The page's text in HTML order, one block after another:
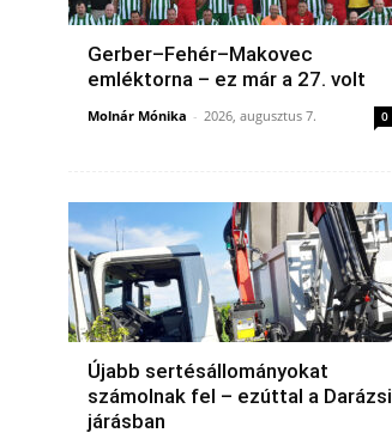
Gerber–Fehér–Makovec
emléktorna – ez már a 27. volt
Molnár Mónika - 2026, augusztus 7. 0
Újabb sertésállományokat
számolnak fel – ezúttal a Darázsi
járásban